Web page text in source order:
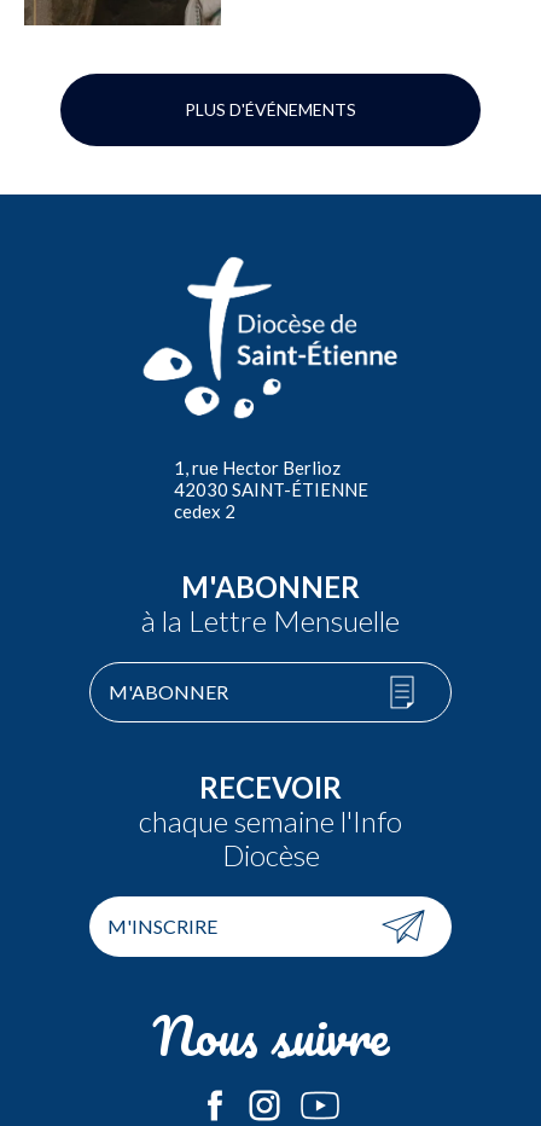
PLUS D'ÉVÉNEMENTS
1, rue Hector Berlioz
42030 SAINT-ÉTIENNE
cedex 2
M'ABONNER
à la Lettre Mensuelle
M'ABONNER
RECEVOIR
chaque semaine l'Info
Diocèse
M'INSCRIRE
Nous suivre